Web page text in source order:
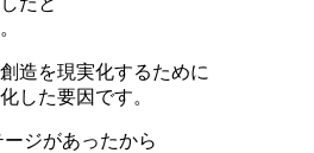
造を現実化するために
した要因です。
ジがあったから